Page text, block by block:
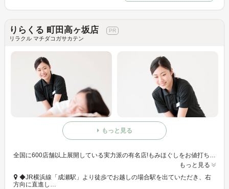
りらくる 町田高ヶ坂店
リラクル マチダコガサカテン
もっと見る
全国に600店舗以上展開している実力派の有名店!もみほぐしをお値打ち価格で☆60分3,980円(りらくるアプリ会員価格3,600円)
もっと見る
◆JR横浜線「成瀬駅」より徒歩でお越しの場合駅を出ていただき、右
方向に直進し…